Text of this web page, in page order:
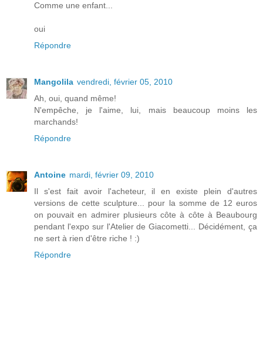
Comme une enfant...
oui
Répondre
Mangolila vendredi, février 05, 2010
Ah, oui, quand même!
N'empêche, je l'aime, lui, mais beaucoup moins les
marchands!
Répondre
Antoine mardi, février 09, 2010
Il s'est fait avoir l'acheteur, il en existe plein d'autres
versions de cette sculpture... pour la somme de 12 euros
on pouvait en admirer plusieurs côte à côte à Beaubourg
pendant l'expo sur l'Atelier de Giacometti... Décidément, ça
ne sert à rien d'être riche ! :)
Répondre